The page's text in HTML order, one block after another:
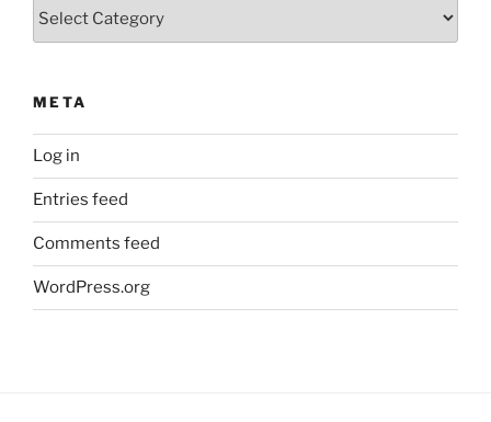
META
Log in
Entries feed
Comments feed
WordPress.org